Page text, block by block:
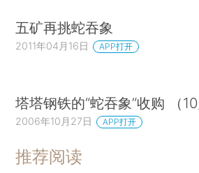
五矿再挑蛇吞象
2011年04月16日 APP打开
塔塔钢铁的“蛇吞象”收购 （
2006年10月27日 APP打开
推荐阅读